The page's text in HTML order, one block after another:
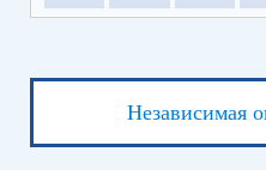
Независимая